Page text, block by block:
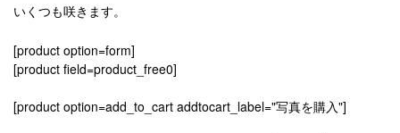
いくつも咲きます。
[product option=form]
[product field=product_free0]
[product option=add_to_cart addtocart_label="写真を購入"]